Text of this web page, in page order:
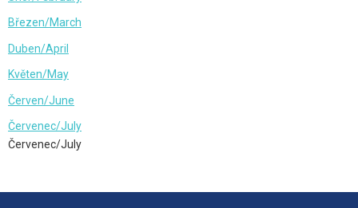
Březen/March
Duben/April
Květen/May
Červen/June
Červenec/July
Červenec/July